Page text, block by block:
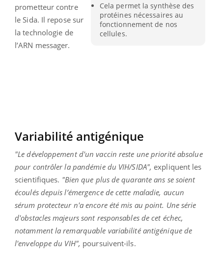
Cela permet la synthèse des
protéines nécessaires au
fonctionnement de nos
cellules.
prometteur contre
le Sida. Il repose sur
la technologie de
l’ARN messager.
Variabilité antigénique
"Le développement d'un vaccin reste une priorité absolue
pour contrôler la pandémie du VIH/SIDA", expliquent les
scientifiques. "Bien que plus de quarante ans se soient
écoulés depuis l’émergence de cette maladie, aucun
sérum protecteur n'a encore été mis au point. Une série
d'obstacles majeurs sont responsables de cet échec,
notamment la remarquable variabilité antigénique de
l'enveloppe du VIH", poursuivent-ils.